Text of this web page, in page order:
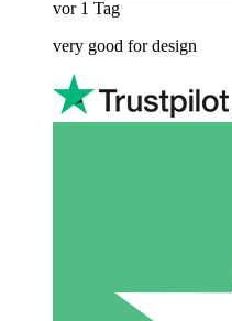
vor 1 Tag
very good for design